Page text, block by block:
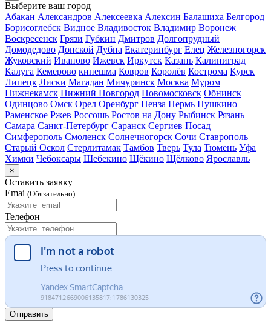
Выберите ваш город
Абакан Александров Алексеевка Алексин Балашиха Белгород
Борисоглебск Видное Владивосток Владимир Воронеж
Воскресенск Грязи Губкин Дмитров Долгопрудный
Домодедово Донской Дубна Екатеринбург Елец Железногорск
Жуковский Иваново Ижевск Иркутск Казань Калиниград
Калуга Кемерово кинешма Ковров Королёв Кострома Курск
Липецк Лиски Магадан Мичуринск Москва Муром
Нижнекамск Нижний Новгород Новомосковск Обнинск
Одинцово Омск Орел Оренбург Пенза Пермь Пушкино
Раменское Ржев Россошь Ростов на Дону Рыбинск Рязань
Самара Санкт-Петербург Саранск Сергиев Посад
Симферополь Смоленск Солнечногорск Сочи Ставрополь
Старый Оскол Стерлитамак Тамбов Тверь Тула Тюмень Уфа
Химки Чебоксары Шебекино Щёкино Щёлково Ярославль
×
Оставить заявку
Emai (Обязательно)
Телефон
Отправить